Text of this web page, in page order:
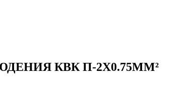
КВК П-2X0.75ММ²